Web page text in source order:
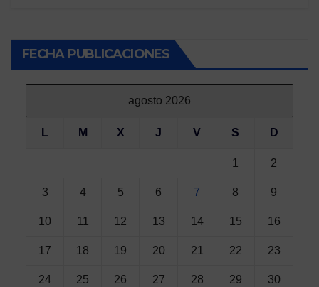
FECHA PUBLICACIONES
agosto 2026
L M X J V S D
1 2
3 4 5 6 7 8 9
10 11 12 13 14 15 16
17 18 19 20 21 22 23
24 25 26 27 28 29 30